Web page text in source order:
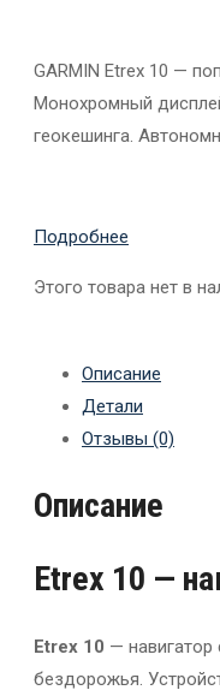
GARMIN Etrex 10 —
Монохромный
геокешинга.
Подробнее
Этого товара нет в
Описание
Детали
Отзывы (0)
Описание
Etrex 10 —
Etrex 10 — навигатор
бездорожья.